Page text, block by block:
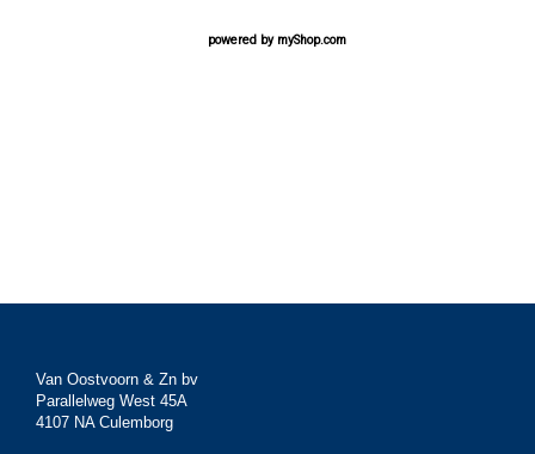
powered by myShop.com
Van Oostvoorn & Zn bv
Parallelweg West 45A
4107 NA Culemborg